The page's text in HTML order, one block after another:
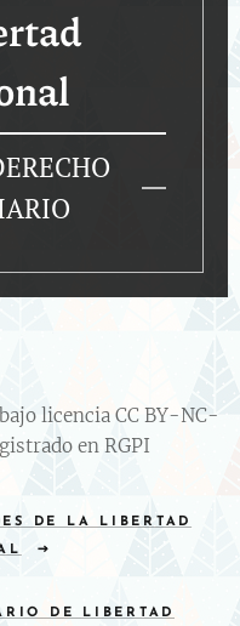
licencia CC BY-NC-
en RGPI
DE LA LIBERTAD
DE LIBERTAD